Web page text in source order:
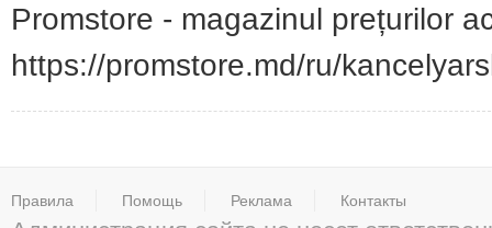
Promstore - magazinul prețurilor
https://promstore.md/ru/
Правила Помощь Реклама Контакты